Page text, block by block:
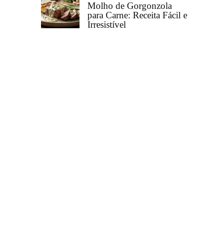
Molho de Gorgonzola
para Carne: Receita Fácil e
Irresistível